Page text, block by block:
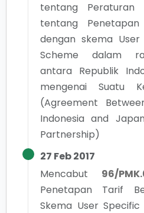
tentang Peraturan
tentang
dengan skema
Scheme dalam
antara Republik
mengenai Suatu
(Agreement
Indonesia and
Partnership)
27 Feb 2017
Mencabut
96/
Penetapan Tarif
Skema User